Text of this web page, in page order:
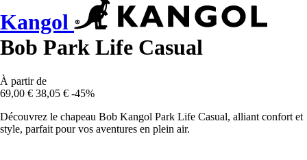
Kangol
Bob Park Life Casual
À partir de
69,00 € 38,05 € -45%
Découvrez le chapeau Bob Kangol Park Life Casual, alliant confort et
style, parfait pour vos aventures en plein air.